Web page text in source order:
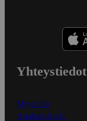
Yhteystiedot
Myymälät
Asiakaspalvelu